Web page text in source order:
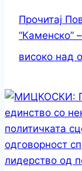
Прочитај
“Каменско”
високо над